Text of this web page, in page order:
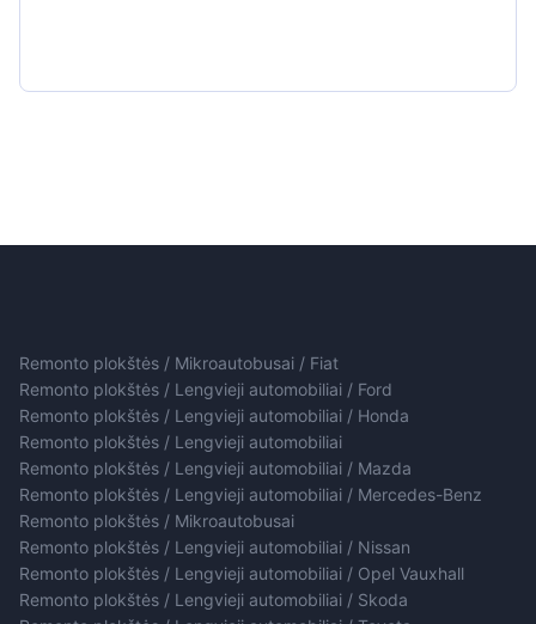
Remonto plokštės / Mikroautobusai / Fiat
Remonto plokštės / Lengvieji automobiliai / Ford
Remonto plokštės / Lengvieji automobiliai / Honda
Remonto plokštės / Lengvieji automobiliai
Remonto plokštės / Lengvieji automobiliai / Mazda
Remonto plokštės / Lengvieji automobiliai / Mercedes-Benz
Remonto plokštės / Mikroautobusai
Remonto plokštės / Lengvieji automobiliai / Nissan
Remonto plokštės / Lengvieji automobiliai / Opel Vauxhall
Remonto plokštės / Lengvieji automobiliai / Skoda